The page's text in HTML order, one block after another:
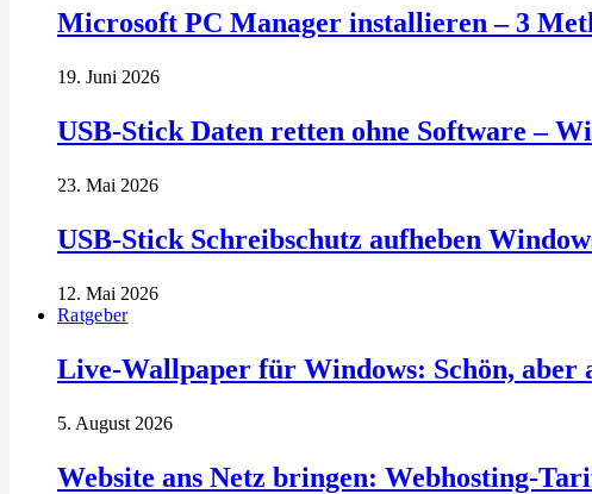
Microsoft PC Manager installieren – 3
19. Juni 2026
USB-Stick Daten retten ohne Software –
23. Mai 2026
USB-Stick Schreibschutz aufheben
12. Mai 2026
Ratgeber
Live-Wallpaper für Windows: Schön, aber
5. August 2026
Website ans Netz bringen: Webhosting-